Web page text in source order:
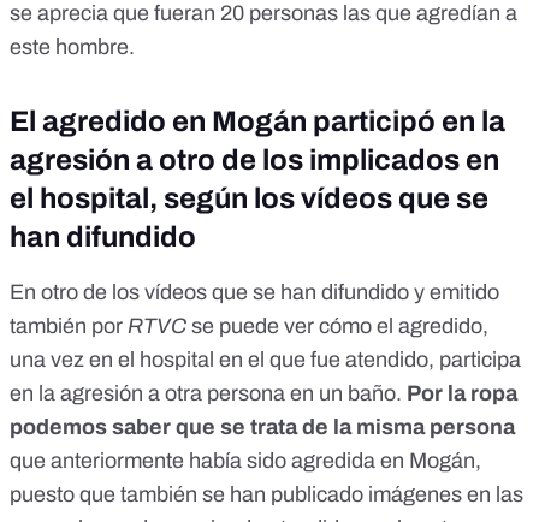
se aprecia que fueran 20 personas las que agredían a
este hombre.
El agredido en Mogán participó en la
agresión a otro de los implicados en
el hospital, según los vídeos que se
han difundido
En otro de los vídeos que se han difundido y emitido
también por RTVC se puede ver cómo el agredido,
una vez en el hospital en el que fue atendido, participa
en la agresión a otra persona en un baño. Por la ropa
podemos saber que se trata de la misma persona
que anteriormente había sido agredida en Mogán,
puesto que también se han publicado imágenes en las